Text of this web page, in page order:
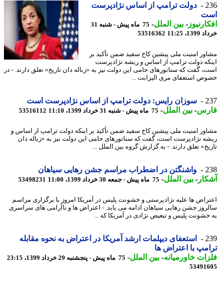
دولت ترامپ از اساس نژادپرست
-بین الملل-
75 ماه پیش - شنبه 31
11:25
53516362
امنیت ملی پیشین کاخ سفید ضمن تأکید بر
دولت ترامپ از اساس و ریشه نژادپرست
گفت که سناتورهای حامی این دولت نیز به «زباله دان تاریخ» تعلق دارند. - در
استعفای مری الیزابت ...
سوزان رایس: دولت ترامپ از اساس نژادپرست است
-بین الملل-75 ماه پیش - شنبه 31 خرداد 1399، 11:10 53516112
امنیت ملی پیشین کاخ سفید ضمن تأکید بر اینکه دولت ترامپ از اساس و
نژادپرست است، گفت که سناتورهای حامی این دولت نیز به «زباله دان
تعلق دارند. - به گزارش گروه بین الملل ...
واشنگتن در اضطراب مراسم جشن رهایی سیاهان
-بین الملل-75 ماه پیش - جمعه 30 خرداد 1399، 11:00 53498231
ها علیه نژادپرستی و خشونت پلیس در آمریکا امروز با برگزاری مراسم
جشن رهایی سیاهان ادامه می یابد. - اعتراض ها و ناآرامی های سراسری
پلیس و تبعیض نژادی در آمریکا که ...
استعفای دیپلمات ارشد آمریکا در اعتراض به نحوه مقابله
با اعتراض ها
خاورمیانه-بین الملل-75 ماه پیش - پنجشنبه 29 خرداد 1399، 23:15